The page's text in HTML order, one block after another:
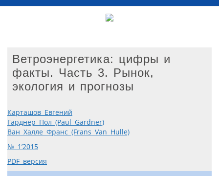
Ветроэнергетика: цифры и
факты. Часть 3. Рынок,
экология и прогнозы
Карташов Евгений
Гарднер Пол (Paul Gardner)
Ван Халле Франс (Frans Van Hulle)
№ 1’2015
PDF версия